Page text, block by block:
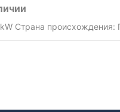
Страна происхождения: